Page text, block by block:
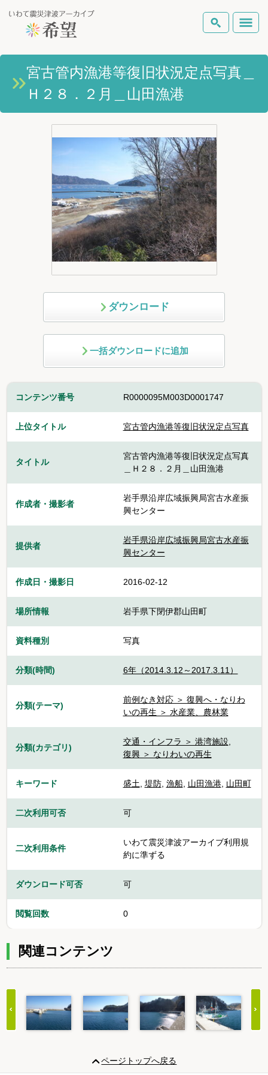
いわて震災津波アーカイブとは
岩手県の被害状況
Foreign Laguage
検索
宮古管内漁港等復旧状況定点写真＿
Ｈ２８．２月＿山田漁港
ダウンロード
一括ダウンロードに追加
コンテンツ番号 R0000095M003D0001747
上位タイトル 宮古管内漁港等復旧状況定点写真
タイトル
宮古管内漁港等復旧状況定点写真
＿Ｈ２８．２月＿山田漁港
作成者・撮影者
岩手県沿岸広域振興局宮古水産振
興センター
提供者
岩手県沿岸広域振興局宮古水産振
興センター
作成日・撮影日 2016-02-12
場所情報 岩手県下閉伊郡山田町
資料種別 写真
分類(時間) 6年（2014.3.12～2017.3.11）
分類(テーマ)
前例なき対応 ＞ 復興へ・なりわ
いの再生 ＞ 水産業、農林業
分類(カテゴリ)
交通・インフラ ＞ 港湾施設,
復興 ＞ なりわいの再生
キーワード 盛土, 堤防, 漁船, 山田漁港, 山田町
二次利用可否 可
二次利用条件
いわて震災津波アーカイブ利用規
約に準ずる
ダウンロード可否 可
閲覧回数 0
関連コンテンツ
20
ページトップへ戻る